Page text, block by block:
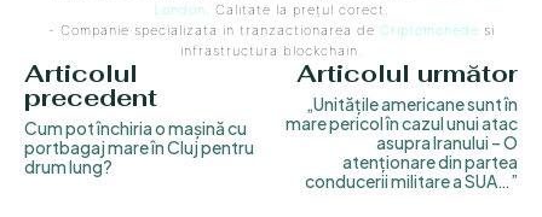
London. Calitate la prețul corect.
- Companie specializata in tranzactionarea de Criptomonede si
infrastructura blockchain.
Articolul
precedent
Cum pot închiria o mașină cu
portbagaj mare în Cluj pentru
drum lung?
Articolul următor
„Unitățile americane sunt în
mare pericol în cazul unui atac
asupra Iranului – O
atenționare din partea
conducerii militare a SUA…”